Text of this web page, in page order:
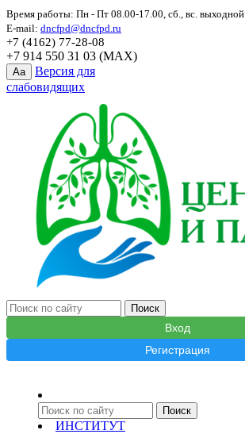
Время работы: Пн - Пт 08.00-17.00, сб., вс. выходной
E-mail: dncfpd@dncfpd.ru
+7 (4162) 77-28-08
+7 914 550 31 03 (MAX)
Aa
Версия для
слабовидящих
Вход
Регистрация
ИНСТИТУТ